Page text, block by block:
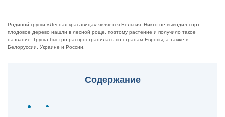
Родиной груши «Лесная красавица» является Бельгия. Никто не выводил сорт,
плодовое дерево нашли в лесной роще, поэтому растение и получило такое
название. Груша быстро распространилась по странам Европы, а также в
Белоруссии, Украине и России.
Содержание